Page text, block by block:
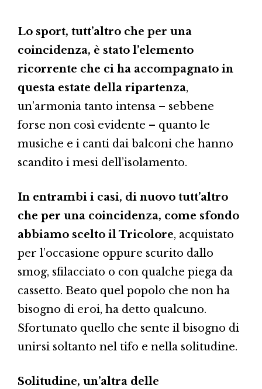
Lo sport, tutt’altro che per una
coincidenza, è stato l’elemento
ricorrente che ci ha accompagnato in
questa estate della ripartenza,
un’armonia tanto intensa – sebbene
forse non così evidente – quanto le
musiche e i canti dai balconi che hanno
scandito i mesi dell’isolamento.
In entrambi i casi, di nuovo tutt’altro
che per una coincidenza, come sfondo
abbiamo scelto il Tricolore, acquistato
per l’occasione oppure scurito dallo
smog, sfilacciato o con qualche piega da
cassetto. Beato quel popolo che non ha
bisogno di eroi, ha detto qualcuno.
Sfortunato quello che sente il bisogno di
unirsi soltanto nel tifo e nella solitudine.
Solitudine, un’altra delle